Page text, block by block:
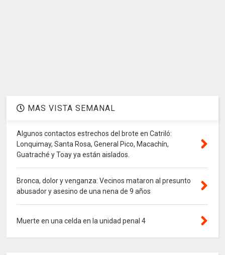
MAS VISTA SEMANAL
Algunos contactos estrechos del brote en Catriló:
Lonquimay, Santa Rosa, General Pico, Macachín,
Guatraché y Toay ya están aislados.
Bronca, dolor y venganza: Vecinos mataron al presunto
abusador y asesino de una nena de 9 años
Muerte en una celda en la unidad penal 4